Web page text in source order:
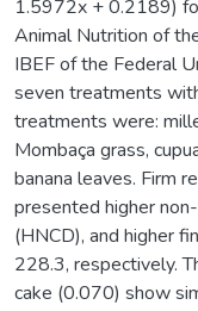
1.5972x + 0.2189)
Animal Nutrition of
IBEF of the Federal
seven treatments
treatments were:
Mombaça grass,
banana leaves. Firm
presented higher
(HNCD), and higher
228.3, respectively.
cake (0.070) show